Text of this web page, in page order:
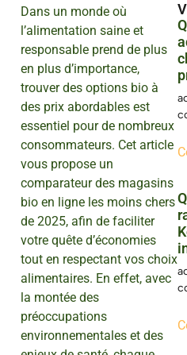
Dans un monde où
l’alimentation saine et
responsable prend de plus
en plus d’importance,
trouver des options bio à
des prix abordables est
essentiel pour de nombreux
consommateurs. Cet article
vous propose un
comparateur des magasins
bio en ligne les moins chers
de 2025, afin de faciliter
votre quête d’économies
tout en respectant vos choix
alimentaires. En effet, avec
la montée des
préoccupations
environnementales et des